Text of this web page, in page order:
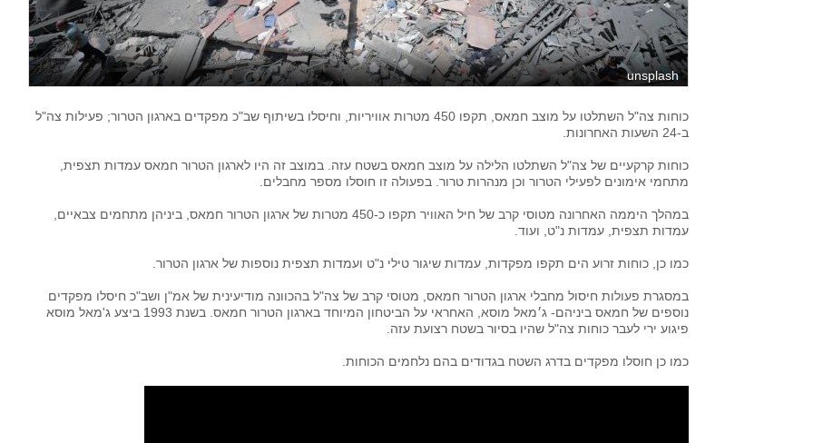
unsplash
כוחות צה"ל השתלטו על מוצב חמאס, תקפו 450 מטרות אוויריות, וחיסלו בשיתוף שב"כ מפקדים בארגון הטרור; פעילות צה"ל
ב-24 השעות האחרונות.
כוחות קרקעיים של צה"ל השתלטו הלילה על מוצב חמאס בשטח עזה. במוצב זה היו לארגון הטרור חמאס עמדות תצפית,
מתחמי אימונים לפעילי הטרור וכן מנהרות טרור. בפעולה זו חוסלו מספר מחבלים.
במהלך היממה האחרונה מטוסי קרב של חיל האוויר תקפו כ-450 מטרות של ארגון הטרור חמאס, ביניהן מתחמים צבאיים,
עמדות תצפית, עמדות נ"ט, ועוד.
כמו כן, כוחות זרוע הים תקפו מפקדות, עמדות שיגור טילי נ"ט ועמדות תצפית נוספות של ארגון הטרור.
במסגרת פעולות חיסול מחבלי ארגון הטרור חמאס, מטוסי קרב של צה"ל בהכוונה מודיעינית של אמ"ן ושב"כ חיסלו מפקדים
נוספים של חמאס ביניהם- ג׳מאל מוסא, האחראי על הביטחון המיוחד בארגון הטרור חמאס. בשנת 1993 ביצע ג'מאל מוסא
פיגוע ירי לעבר כוחות צה"ל שהיו בסיור בשטח רצועת עזה.
כמו כן חוסלו מפקדים בדרג השטח בגדודים בהם נלחמים הכוחות.